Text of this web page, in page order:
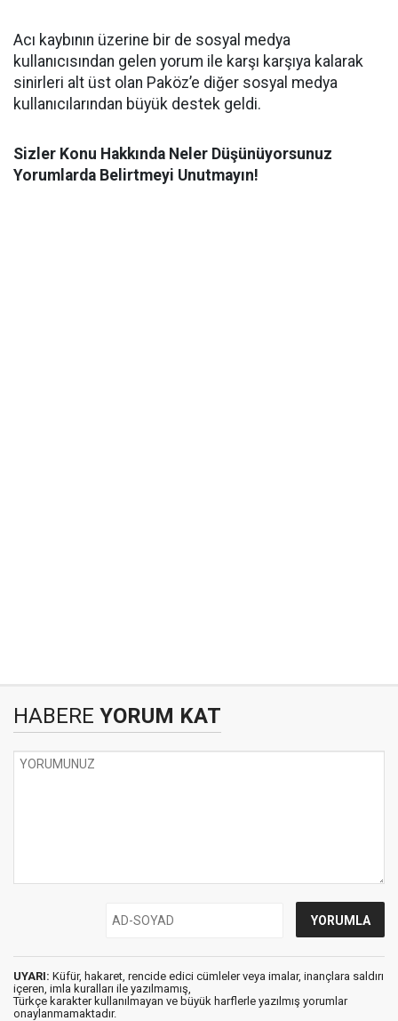
Acı kaybının üzerine bir de sosyal medya
kullanıcısından gelen yorum ile karşı karşıya kalarak
sinirleri alt üst olan Paköz’e diğer sosyal medya
kullanıcılarından büyük destek geldi.
Sizler Konu Hakkında Neler Düşünüyorsunuz
Yorumlarda Belirtmeyi Unutmayın!
HABERE YORUM KAT
UYARI: Küfür, hakaret, rencide edici cümleler veya imalar, inançlara saldırı
içeren, imla kuralları ile yazılmamış,
Türkçe karakter kullanılmayan ve büyük harflerle yazılmış yorumlar
onaylanmamaktadır.